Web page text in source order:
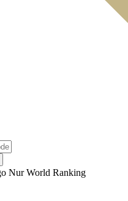
Nur World Ranking